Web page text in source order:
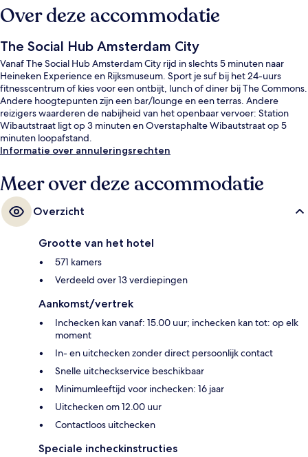
Over deze accommodatie
The Social Hub Amsterdam City
Vanaf The Social Hub Amsterdam City rijd in slechts 5 minuten naar
Heineken Experience en Rijksmuseum. Sport je suf bij het 24-uurs
fitnesscentrum of kies voor een ontbijt, lunch of diner bij The Commons.
Andere hoogtepunten zijn een bar/lounge en een terras. Andere
reizigers waarderen de nabijheid van het openbaar vervoer: Station
Wibautstraat ligt op 3 minuten en Overstaphalte Wibautstraat op 5
minuten loopafstand.
Informatie over annuleringsrechten
Meer over deze accommodatie
Overzicht
Grootte van het hotel
571 kamers
Verdeeld over 13 verdiepingen
Aankomst/vertrek
Inchecken kan vanaf: 15.00 uur; inchecken kan tot: op elk
moment
In- en uitchecken zonder direct persoonlijk contact
Snelle uitcheckservice beschikbaar
Minimumleeftijd voor inchecken: 16 jaar
Uitchecken om 12.00 uur
Contactloos uitchecken
Speciale incheckinstructies